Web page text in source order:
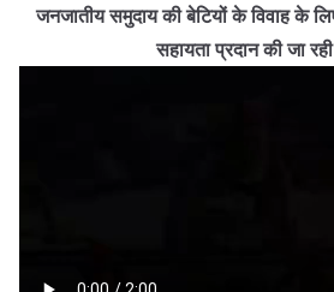
जनजातीय समुदाय की बेटियों के विवाह के
सहायता प्रदान की जा